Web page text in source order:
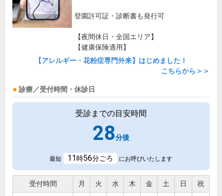
登園許可証・診断書も発行可
【夜間休日・全国エリア】
【健康保険適用】
【アレルギー・花粉症専門外来】はじめました！
こちらから＞＞
診療／受付時間・休診日
受診までの目安時間
28分後
最短 11時56分ごろ にお呼びいたします
受付時間 月 火 水 木 金 土 日 祝